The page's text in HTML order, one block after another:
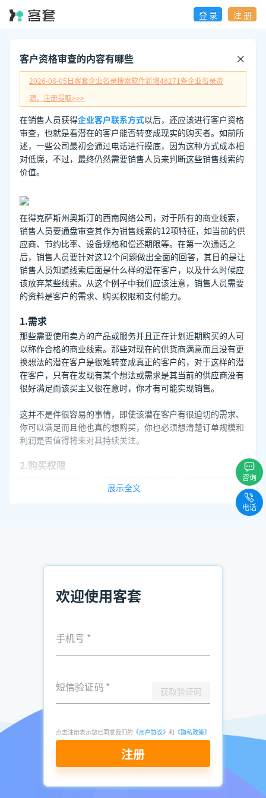
登 录 注 册
客户资格审查的内容有哪些
2026-08-05日客套企业名录搜索软件新增48271条企业名录资
源，注册提取>>>
在销售人员获得企业客户联系方式以后，还应该进行客户资格
审查，也就是看潜在的客户能否转变成现实的购买者。如前所
述，一些公司最初会通过电话进行摸底，因为这种方式成本相
对低廉，不过，最终仍然需要销售人员来判断这些销售线索的
价值。
在得克萨斯州奥斯汀的西南网络公司，对于所有的商业线索，
销售人员要通盘审查其作为销售线索的12项特征，如当前的供
应商、节约比率、设备规格和偿还期限等。在第一次通话之
后，销售人员要针对这12个问题做出全面的回答，其目的是让
销售人员知道线索后面是什么样的潜在客户，以及什么时候应
该放弃某些线索。从这个例子中我们应该注意，销售人员需要
的资料是客户的需求、购买权限和支付能力。
1.需求
那些需要使用卖方的产品或服务并且正在计划近期购买的人可
以称作合格的商业线索。那些对现在的供货商满意而且没有更
换想法的潜在客户是很难转变成真正的客户的，对于这样的潜
在客户，只有在发现有某个想法或需求是其当前的供应商没有
很好满足而该买主又很在意时，你才有可能实现销售。
这并不是件很容易的事情，即使该潜在客户有很迫切的需求、
你可以满足而且他也真的想购买，你也必须想清楚订单规模和
利润是否值得将来对其持续关注。
2.购买权限
除了客户的需求以外，还有购买权限的问题。工厂经理可能想
要添置一台铣床，然而如果没有购买权限，虽然在电话里会让
头支票不得不重新收回，这可不是销售人员追求的目标。
因此，销售人员应该事先根据支付能力对潜在客户做出筛选，
少损失。例如，他们可能会要求客户拥有更高的信用等级或者
对产品和服务有更大的需求，只有这样，他们才会把一条线索
视为重点客户。这又一次说明，浪费时间会降低效率，时间管
理是获得好的销售业绩的关键。
推荐阅读：
展示全文
欢迎使用客套
手机号 *
短信验证码 * 获取验证码
点击注册表示您已同意我们的 《用户协议》 和 《隐私政策》
注册
咨询
电话